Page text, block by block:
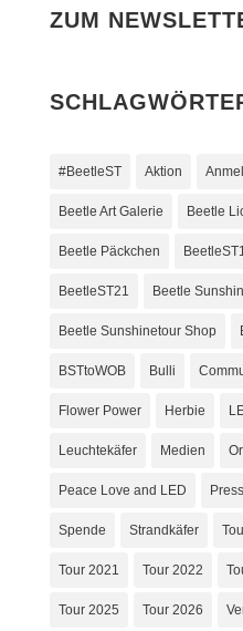
ZUM
#BeetleST Aktion
Beetle Art Galerie Beetle
Beetle Päckchen
BeetleST21 Beetle
Beetle Sunshinetour Shop
BSTtoWOB Bulli
Flower Power Herbie
Leuchtekäfer Medien
Peace Love and LED
Spende Strandkäfer
Tour 2021 Tour 2022
Tour 2025 Tour 2026